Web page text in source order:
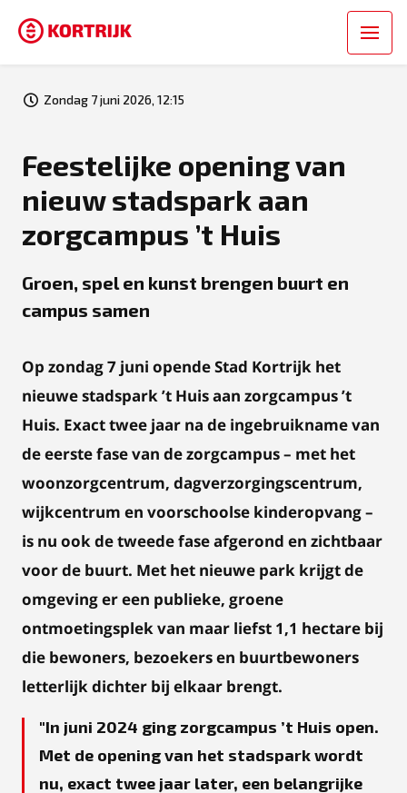
Zondag 7 juni 2026, 12:15
Feestelijke opening van
nieuw stadspark aan
zorgcampus ’t Huis
Groen, spel en kunst brengen buurt en
campus samen
Op zondag 7 juni opende Stad Kortrijk het
nieuwe stadspark ’t Huis aan zorgcampus ’t
Huis. Exact twee jaar na de ingebruikname van
de eerste fase van de zorgcampus – met het
woonzorgcentrum, dagverzorgingscentrum,
wijkcentrum en voorschoolse kinderopvang –
is nu ook de tweede fase afgerond en zichtbaar
voor de buurt. Met het nieuwe park krijgt de
omgeving er een publieke, groene
ontmoetingsplek van maar liefst 1,1 hectare bij
die bewoners, bezoekers en buurtbewoners
letterlijk dichter bij elkaar brengt.
In juni 2024 ging zorgcampus ’t Huis open.
Met de opening van het stadspark wordt
nu, exact twee jaar later, een belangrijke